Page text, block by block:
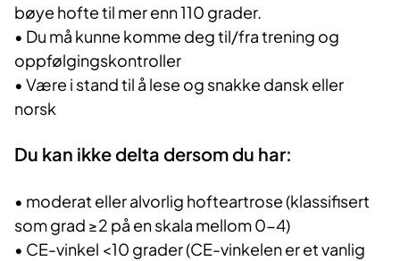
bøye hofte til mer enn 110 grader.
• Du må kunne komme deg til/fra trening og
oppfølgingskontroller
• Være i stand til å lese og snakke dansk eller
norsk
Du kan ikke delta dersom du har:
• moderat eller alvorlig hofteartrose (klassifisert
som grad ≥2 på en skala mellom 0-4)
• CE-vinkel <10 grader (CE-vinkelen er et vanlig